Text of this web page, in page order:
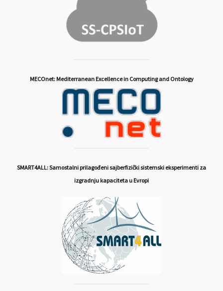
MECOnet: Mediterranean Excellence in Computing and Ontology
SMART4ALL: Samostalni prilagođeni sajberfizički sistemski eksperimenti za
izgradnju kapaciteta u Evropi